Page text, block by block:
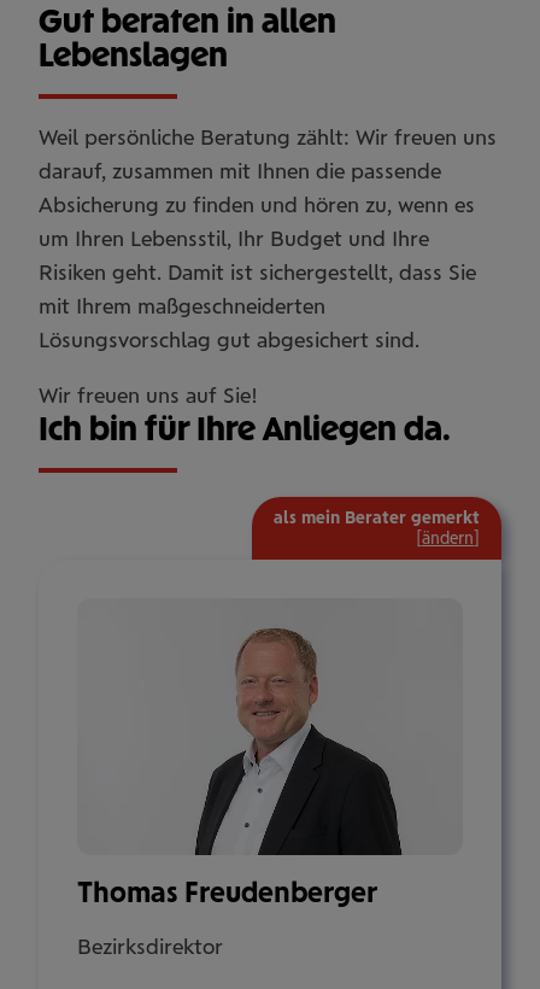
Gut beraten in allen
Lebenslagen
Weil persönliche Beratung zählt: Wir freuen uns
darauf, zusammen mit Ihnen die passende
Absicherung zu finden und hören zu, wenn es
um Ihren Lebensstil, Ihr Budget und Ihre
Risiken geht. Damit ist sichergestellt, dass Sie
mit Ihrem maßgeschneiderten
Lösungsvorschlag gut abgesichert sind.
Wir freuen uns auf Sie!
Ich bin für Ihre Anliegen da.
Thomas Freudenberger
Bezirksdirektor
als mein Berater gemerkt
ändern